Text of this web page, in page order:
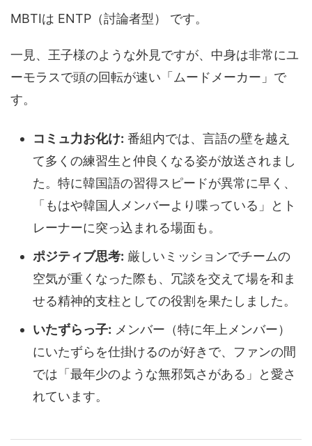
MBTIは ENTP（討論者型） です。
一見、王子様のような外見ですが、中身は非常にユ
ーモラスで頭の回転が速い「ムードメーカー」で
す。
コミュ力お化け: 番組内では、言語の壁を越え
て多くの練習生と仲良くなる姿が放送されまし
た。特に韓国語の習得スピードが異常に早く、
「もはや韓国人メンバーより喋っている」とト
レーナーに突っ込まれる場面も。
ポジティブ思考: 厳しいミッションでチームの
空気が重くなった際も、冗談を交えて場を和ま
せる精神的支柱としての役割を果たしました。
いたずらっ子: メンバー（特に年上メンバー）
にいたずらを仕掛けるのが好きで、ファンの間
では「最年少のような無邪気さがある」と愛さ
れています。